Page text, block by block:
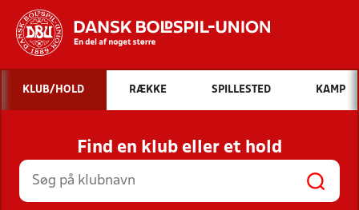
Hvad vil du søge efter?
INDHOLD OG NYHEDER
STILLINGER, RESULTATER, KLUBBER OG
HOLD
KLUB/HOLD RÆKKE SPILLESTED KAMP
Find en klub eller et hold